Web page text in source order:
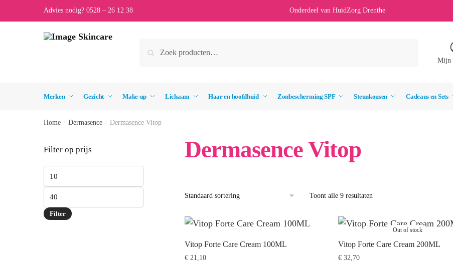
to
to
Advies nodig? 0528 – 26 12 38 Onderdeel van HuidZorg Drenthe
Zoeken
Mijn
Merken Gezicht Make-up Lichaam Haar en hoofdhuid Zonbescherming SPF Steunkousen Cadeaus en Sets
Home Dermasence Dermasence Vitop
Dermasence Vitop
Toont alle 9 resultaten
Vitop Forte Care Cream 100ML
€21,10
Out of stock
Vitop Forte Care Cream 200ML
€32,70
Filter op prijs
Min.
prijs
Max.
prijs
Filter